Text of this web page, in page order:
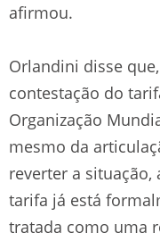
afirmou.
Orlandini disse
contestação do
Organização
mesmo da
reverter a situação,
tarifa já está
tratada como uma